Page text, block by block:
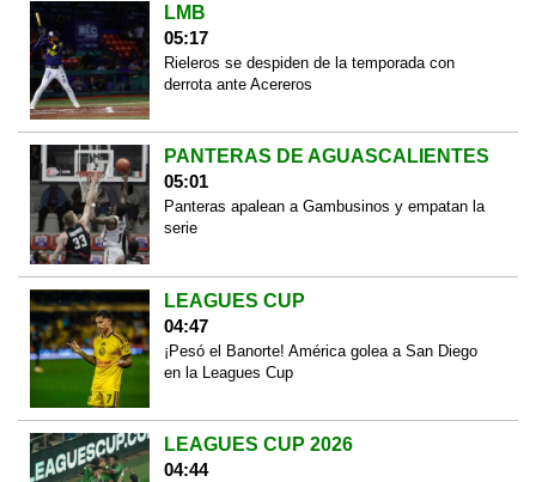
LMB
05:17
Rieleros se despiden de la temporada con
derrota ante Acereros
PANTERAS DE AGUASCALIENTES
05:01
Panteras apalean a Gambusinos y empatan la
serie
LEAGUES CUP
04:47
¡Pesó el Banorte! América golea a San Diego
en la Leagues Cup
LEAGUES CUP 2026
04:44